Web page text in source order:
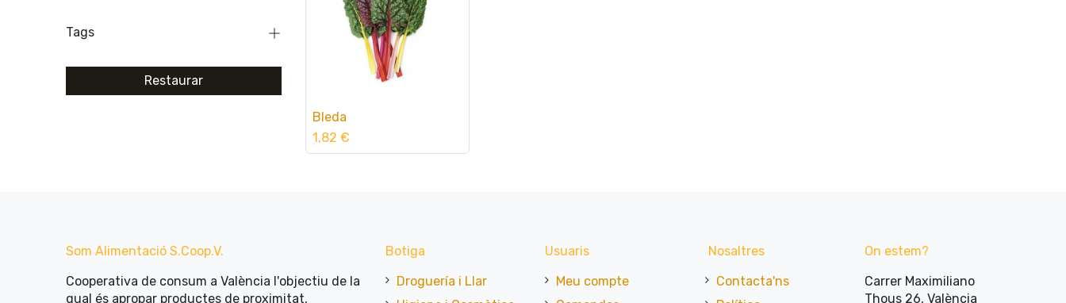
Tags
Restaurar
Afegir a la cistella
Bleda
1,82 €
Som Alimentació​ ​S.Coop.V.
Cooperativa de consum a València l'objectiu de la
qual és apropar productes de proximitat,
Botiga
Droguería i Llar
Usuaris
Meu compte
Nosaltres
Contacta'ns
On estem?
Carrer Maximiliano
Thous 26, València